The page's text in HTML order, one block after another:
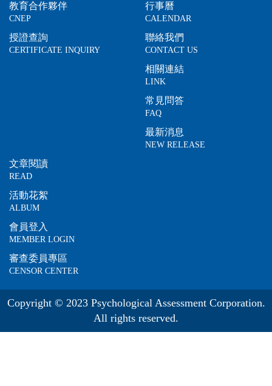
教育合作夥伴
CNEP
授證查詢
CERTIFICATE INQUIRY
行事曆
CALENDAR
聯絡我們
CONTACT US
相關連結
LINK
常見問答
FAQ
最新消息
NEW RELEASE
文章閱讀
READ
活動花絮
ALBUM
會員登入
MEMBER LOGIN
審查委員專區
CENSOR CENTER
Copyright © 2023 Psychological Assessment Corporation.
All rights reserved.